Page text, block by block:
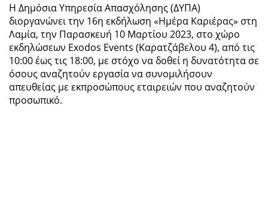
Η Δημόσια Υπηρεσία Απασχόλησης (ΔΥΠΑ)
διοργανώνει την 16η εκδήλωση «Ημέρα Καριέρας» στη
Λαμία, την Παρασκευή 10 Μαρτίου 2023, στο χώρο
εκδηλώσεων Exodos Events (Καρατζάβελου 4), από τις
10:00 έως τις 18:00, με στόχο να δοθεί η δυνατότητα σε
όσους αναζητούν εργασία να συνομιλήσουν
απευθείας με εκπροσώπους εταιρειών που αναζητούν
προσωπικό.